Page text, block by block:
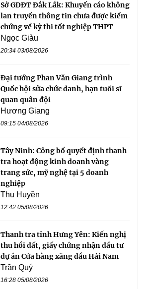
Sở GDĐT Đắk Lắk: Khuyến cáo không
lan truyền thông tin chưa được kiểm
chứng về kỳ thi tốt nghiệp THPT
Ngọc Giàu
20:34 03/08/2026
Đại tướng Phan Văn Giang trình
Quốc hội sửa chức danh, hạn tuổi sĩ
quan quân đội
Hương Giang
09:15 04/08/2026
Tây Ninh: Công bố quyết định thanh
tra hoạt động kinh doanh vàng
trang sức, mỹ nghệ tại 5 doanh
nghiệp
Thu Huyền
12:42 05/08/2026
Thanh tra tỉnh Hưng Yên: Kiến nghị
thu hồi đất, giấy chứng nhận đầu tư
dự án Cửa hàng xăng dầu Hải Nam
Trần Quý
16:28 05/08/2026